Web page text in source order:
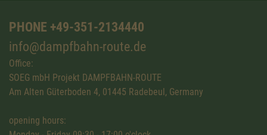
PHONE +49-351-2134440
info@dampfbahn-route.de
Office:
SOEG mbH Projekt DAMPFBAHN-ROUTE
Am Alten Güterboden 4, 01445 Radebeul, Germany
opening hours: